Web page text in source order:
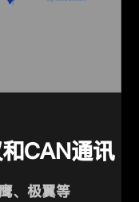
CAN通讯
、极翼等